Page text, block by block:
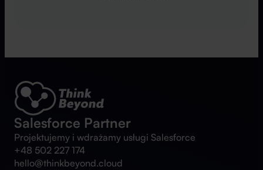
Salesforce Partner
Projektujemy i wdrażamy usługi Salesforce
+48 502 227 174
hello@thinkbeyond.cloud